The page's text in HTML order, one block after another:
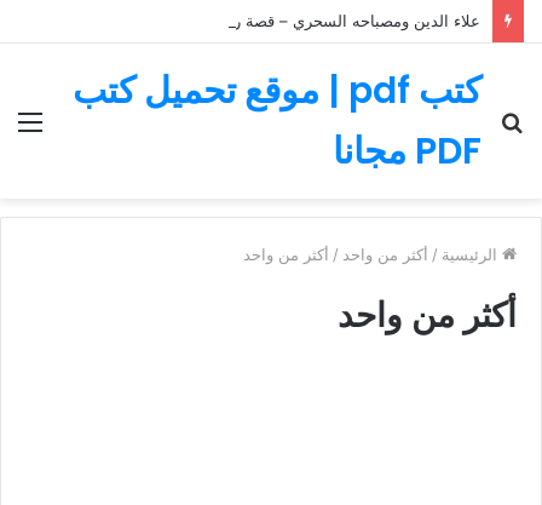
علاء الدين ومصباحه السحري – قصة رائعة مليئة بالمغامرات
كتب pdf | موقع تحميل كتب
PDF مجاناعن
الرئيسية / أكثر من واحد / أكثر من واحد
أكثر من واحد